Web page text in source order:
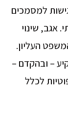
למסמכים
אגב, שינוי
העליון.
– ובהקדם –
לכלל